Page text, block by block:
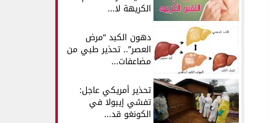
الكريهة لا...
دهون الكبد “مرض
العصر”.. تحذير طبي من
مضاعفات...
تحذير أمريكي عاجل:
تفشي إيبولا في
الكونغو قد...